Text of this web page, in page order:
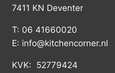
7411 KN Deventer
T: 06 41660020
E: info@kitchencorner.nl
KVK: 52779424